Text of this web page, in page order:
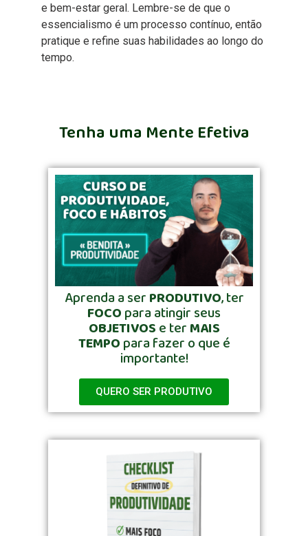
e bem-estar geral. Lembre-se de que o
essencialismo é um processo contínuo, então
pratique e refine suas habilidades ao longo do
tempo.
Tenha uma Mente Efetiva
Aprenda a ser PRODUTIVO, ter
FOCO para atingir seus
OBJETIVOS e ter MAIS
TEMPO para fazer o que é
importante!
QUERO SER PRODUTIVO